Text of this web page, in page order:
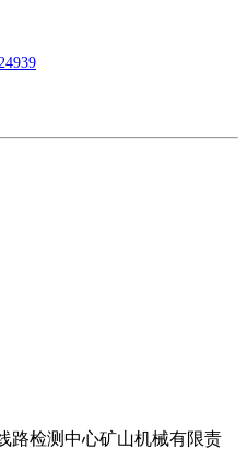
路检测中心矿山机械有限责